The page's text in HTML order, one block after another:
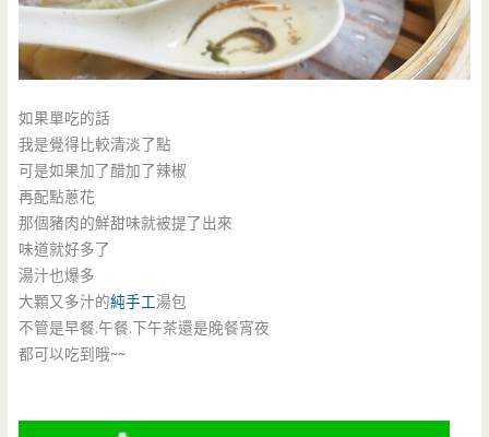
如果單吃的話
我是覺得比較清淡了點
可是如果加了醋加了辣椒
再配點蔥花
那個豬肉的鮮甜味就被提了出來
味道就好多了
湯汁也爆多
大顆又多汁的純手工湯包
不管是早餐.午餐.下午茶還是晚餐宵夜
都可以吃到哦~~